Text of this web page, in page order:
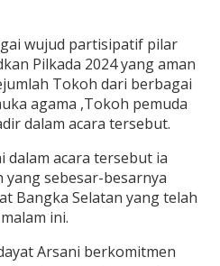
wujud partisipatif pilar
Pilkada 2024 yang aman
Tokoh dari berbagai
agama ,Tokoh pemuda
dalam acara tersebut.
dalam acara tersebut ia
sebesar-besarnya
Bangka Selatan yang telah
ini.
Arsani berkomitmen